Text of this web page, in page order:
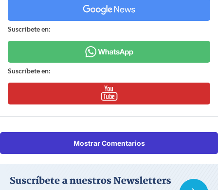
Suscríbete en:
Suscríbete en:
Mostrar Comentarios